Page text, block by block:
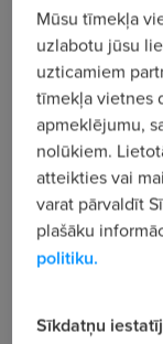
Uzņēmums
pārkraušanas
ostā. Darbs
darbinieku
nodrošinot
Pienākumi:
Organizēt
stropētāji,
Mūsu tīmekļa
uzlabotu jūsu
uzticamiem
tīmekļa vietnes
apmeklējumu,
nolūkiem.
atteikties vai
varat pārvaldīt
plašāku
politiku.
Sīkdatņu